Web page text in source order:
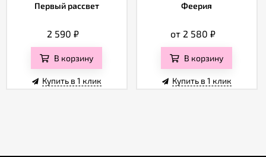
Первый рассвет
2 590₽
В корзину
Купить в 1 клик
Феерия
от 2 580₽
В корзину
Купить в 1 клик